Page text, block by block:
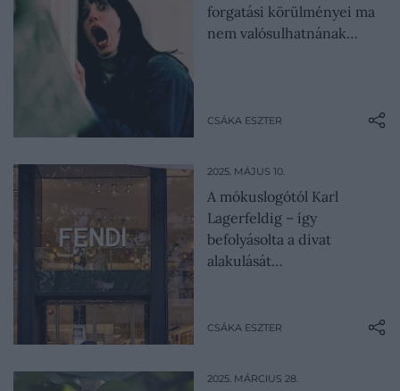
forgatási körülményei ma
nem valósulhatnának…
CSÁKA ESZTER
2025. MÁJUS 10.
A mókuslogótól Karl
Lagerfeldig – így
befolyásolta a divat
alakulását…
CSÁKA ESZTER
2025. MÁRCIUS 28.